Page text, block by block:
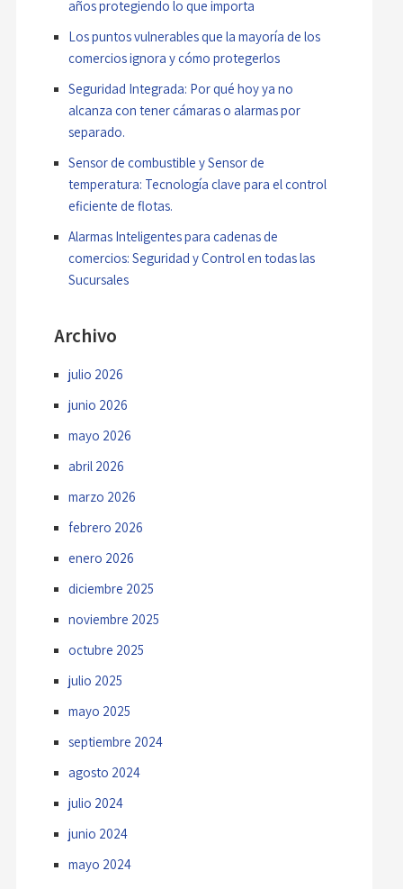
años protegiendo lo que importa
Los puntos vulnerables que la mayoría de los
comercios ignora y cómo protegerlos
Seguridad Integrada: Por qué hoy ya no
alcanza con tener cámaras o alarmas por
separado.
Sensor de combustible y Sensor de
temperatura: Tecnología clave para el control
eficiente de flotas.
Alarmas Inteligentes para cadenas de
comercios: Seguridad y Control en todas las
Sucursales
Archivo
julio 2026
junio 2026
mayo 2026
abril 2026
marzo 2026
febrero 2026
enero 2026
diciembre 2025
noviembre 2025
octubre 2025
julio 2025
mayo 2025
septiembre 2024
agosto 2024
julio 2024
junio 2024
mayo 2024